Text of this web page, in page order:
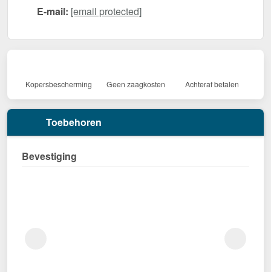
E-mail: [email protected]
Kopersbescherming Geen zaagkosten Achteraf betalen
Toebehoren
Bevestiging